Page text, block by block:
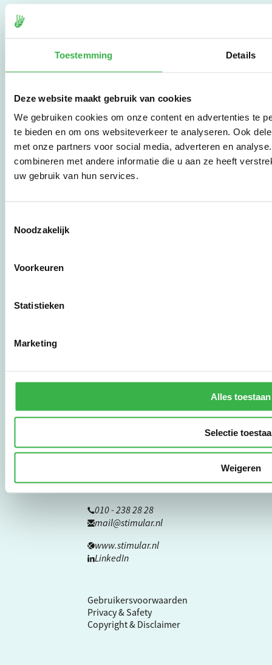
Toestemming Details
Deze website maakt gebruik van cookies
We gebruiken cookies om onze content en advertenties te
te bieden en om ons websiteverkeer te analyseren. Ook
met onze partners voor social media, adverteren en
combineren met andere informatie die u aan ze heeft
uw gebruik van hun services.
Noodzakelijk
Voorkeuren
Statistieken
Marketing
Alles toestaan
Selectie
Weigeren
Wil je de CO₂- en milieu-
impact van je bedrijf of
brengen? Dat kan met
de Milieubarometer,
een zeer
gebruiksvriendelijke
tool met meer dan 25
jaar ervaring. Begin nu
met effectief
verduurzamen en meld
Stichting Stimular
Botersloot 177
010 - 238 28 28
mail@stimular.nl
www.stimular.nl
LinkedIn
Gebruikersvoorwaarden
Privacy & Safety
Copyright & Disclaimer